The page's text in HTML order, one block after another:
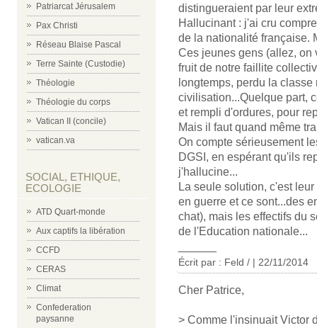
Patriarcat Jérusalem
Pax Christi
Réseau Blaise Pascal
Terre Sainte (Custodie)
Théologie
Théologie du corps
Vatican II (concile)
vatican.va
SOCIAL, ETHIQUE,
ECOLOGIE
ATD Quart-monde
Aux captifs la libération
CCFD
CERAS
Climat
Confederation
paysanne
distingueraient par leur
Hallucinant : j'ai cru
de la nationalité française.
Ces jeunes gens (allez, on
fruit de notre faillite
longtemps, perdu la
civilisation...Quelque part,
et rempli d'ordures, pour
Mais il faut quand même
On compte sérieusement
DGSI, en espérant qu'ils
j'hallucine...
La seule solution, c'est
en guerre et ce sont...des
chat), mais les effectifs du
de l'Education nationale...
Écrit par : Feld / | 22/11/2014
Cher Patrice,
> Comme l'insinuait Victor